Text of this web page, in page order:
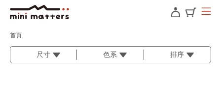
首頁
尺寸 色系 排序